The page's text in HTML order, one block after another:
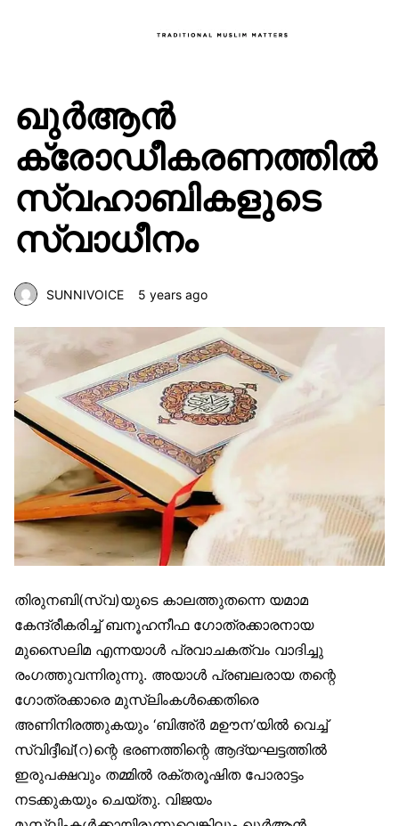
ഖുർആൻ
ക്രോഡീകരണത്തിൽ
സ്വഹാബികളുടെ
സ്വാധീനം
SUNNIVOICE 5 years ago
തിരുനബി(സ്വ)യുടെ കാലത്തുതന്നെ യമാമ
കേന്ദ്രീകരിച്ച് ബനൂഹനീഫ ഗോത്രക്കാരനായ
മുസൈലിമ എന്നയാൾ പ്രവാചകത്വം വാദിച്ചു
രംഗത്തുവന്നിരുന്നു. അയാൾ പ്രബലരായ തന്റെ
ഗോത്രക്കാരെ മുസ്‌ലിംകൾക്കെതിരെ
അണിനിരത്തുകയും ‘ബിഅ്ർ മഊന’യിൽ വെച്ച്
സ്വിദ്ദീഖ്(റ)ന്റെ ഭരണത്തിന്റെ ആദ്യഘട്ടത്തിൽ
ഇരുപക്ഷവും തമ്മിൽ രക്തരൂഷിത പോരാട്ടം
നടക്കുകയും ചെയ്തു. വിജയം